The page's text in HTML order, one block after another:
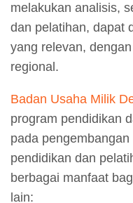
melakukan analisis,
dan pelatihan, dapat
yang relevan,
regional.
Badan Usaha Milik
program pendidikan
pada
pendidikan dan
berbagai manfaat
lain: